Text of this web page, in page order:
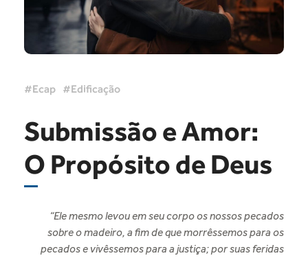
Ecap Edificação
Submissão e Amor:
O Propósito de Deus
“Ele mesmo levou em seu corpo os nossos pecados
sobre o madeiro, a fim de que morrêssemos para os
pecados e vivêssemos para a justiça; por suas feridas